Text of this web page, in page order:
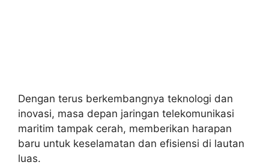
Dengan terus berkembangnya teknologi dan
inovasi, masa depan jaringan telekomunikasi
maritim tampak cerah, memberikan harapan
baru untuk keselamatan dan efisiensi di lautan
luas.